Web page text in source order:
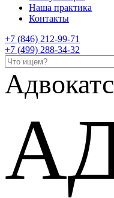
Наша практика
Контакты
+7 (846) 212-99-71
+7 (499) 288-34-32